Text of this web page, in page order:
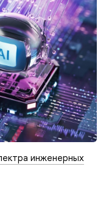
инженерных